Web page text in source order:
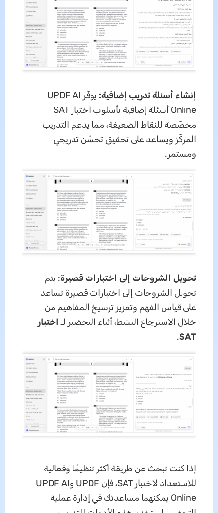
إنشاء أسئلة تدريب إضافية:
يوفّر UPDF AI
Online أسئلة إضافية بأسلوب اختبار SAT
مخصّصة للنقاط الضعيفة، مما يدعم التدريب
المركّز ويساعد على تحقيق تحسّن تدريجي
ومستمر.
تحويل الشروحات إلى اختبارات قصيرة: يتم
تحويل الشروحات إلى اختبارات قصيرة تساعد
على قياس الفهم وتعزيز ترسيخ المفاهيم من
خلال الاسترجاع النشط، أثناء التحضير لـ اختبار
SAT
.
إذا كنت تبحث عن طريقة أكثر تنظيمًا وفعالية
للاستعداد لاختبار SAT، فإن UPDF وUPDF AI
Online يمكنهما مساعدتك في إدارة عملية